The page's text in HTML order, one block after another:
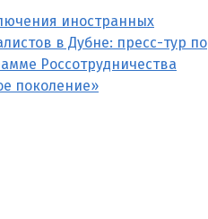
иностранных
в Дубне: пресс-тур по
Россотрудничества
поколение»